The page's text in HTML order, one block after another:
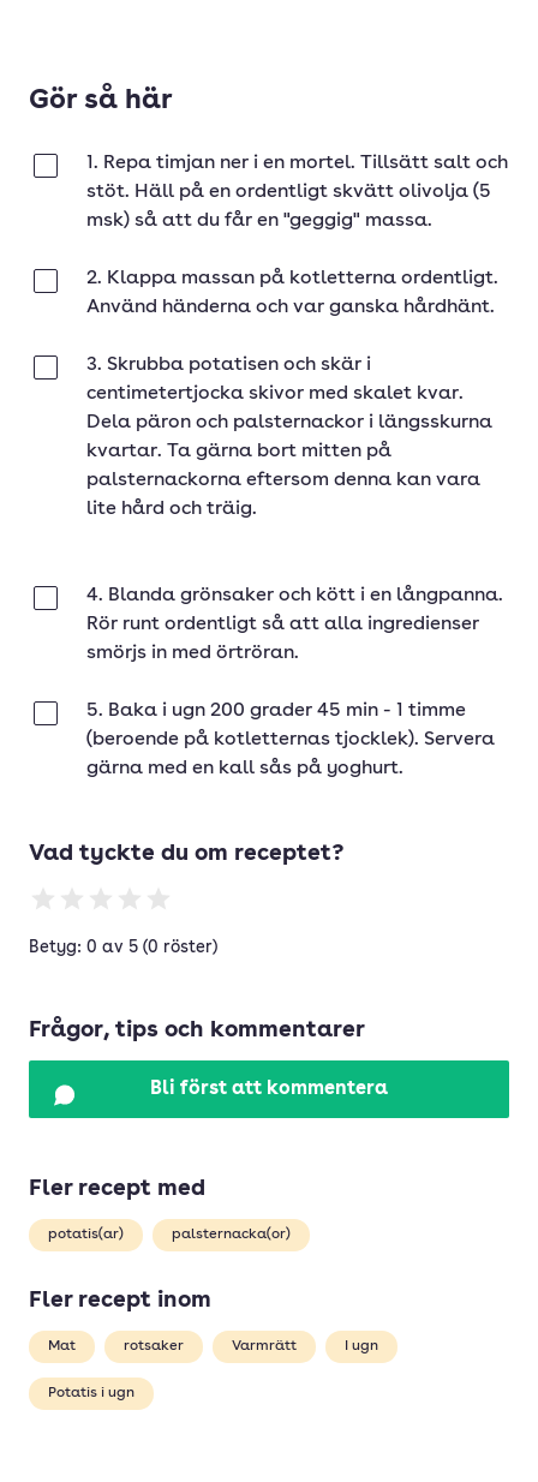
Gör så här
1. Repa timjan ner i en mortel. Tillsätt salt och
stöt. Häll på en ordentligt skvätt olivolja (5
msk) så att du får en "geggig" massa.
2. Klappa massan på kotletterna ordentligt.
Använd händerna och var ganska hårdhänt.
3. Skrubba potatisen och skär i
centimetertjocka skivor med skalet kvar.
Dela päron och palsternackor i längsskurna
kvartar. Ta gärna bort mitten på
palsternackorna eftersom denna kan vara
lite hård och träig.
4. Blanda grönsaker och kött i en långpanna.
Rör runt ordentligt så att alla ingredienser
smörjs in med örtröran.
5. Baka i ugn 200 grader 45 min - 1 timme
(beroende på kotletternas tjocklek). Servera
gärna med en kall sås på yoghurt.
Vad tyckte du om receptet?
Betyg: 0 av 5 (0 röster)
Frågor, tips och kommentarer
Bli först att kommentera
Fler recept med
potatis(ar) palsternacka(or)
Fler recept inom
Mat rotsaker Varmrätt I ugn
Potatis i ugn